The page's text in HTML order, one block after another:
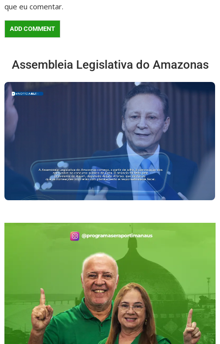
que eu comentar.
Assembleia Legislativa do Amazonas